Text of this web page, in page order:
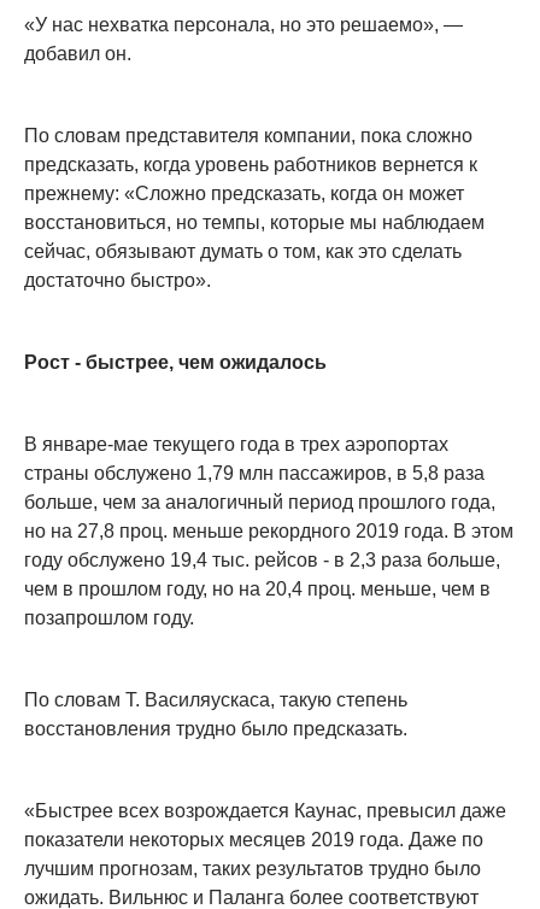
«У нас нехватка персонала, но это решаемо», —
добавил он.
По словам представителя компании, пока сложно
предсказать, когда уровень работников вернется к
прежнему: «Сложно предсказать, когда он может
восстановиться, но темпы, которые мы наблюдаем
сейчас, обязывают думать о том, как это сделать
достаточно быстро».
Рост - быстрее, чем ожидалось
В январе-мае текущего года в трех аэропортах
страны обслужено 1,79 млн пассажиров, в 5,8 раза
больше, чем за аналогичный период прошлого года,
но на 27,8 проц. меньше рекордного 2019 года. В этом
году обслужено 19,4 тыс. рейсов - в 2,3 раза больше,
чем в прошлом году, но на 20,4 проц. меньше, чем в
позапрошлом году.
По словам Т. Василяускаса, такую ​​степень
восстановления трудно было предсказать.
«Быстрее всех возрождается Каунас, превысил даже
показатели некоторых месяцев 2019 года. Даже по
лучшим прогнозам, таких результатов трудно было
ожидать. Вильнюс и Паланга более соответствуют